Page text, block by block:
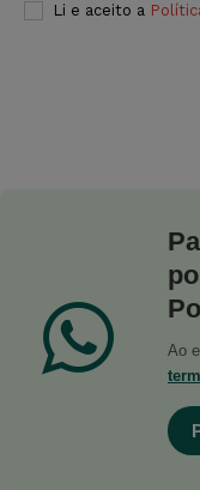
Li e aceito a
Ao